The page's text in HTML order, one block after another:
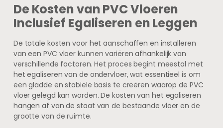
De Kosten van PVC Vloeren
Inclusief Egaliseren en Leggen
De totale kosten voor het aanschaffen en installeren
van een PVC vloer kunnen variëren afhankelijk van
verschillende factoren. Het proces begint meestal met
het egaliseren van de ondervloer, wat essentieel is om
een gladde en stabiele basis te creëren waarop de PVC
vloer gelegd kan worden. De kosten van het egaliseren
hangen af van de staat van de bestaande vloer en de
grootte van de ruimte.